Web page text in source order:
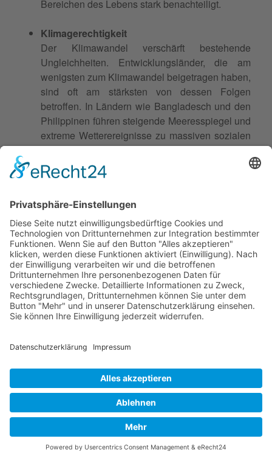
Bereichen des Lebens stark benachteiligt.
Klimagerechtigkeit
Der Klimawandel verschärft bestehende
Ungleichheiten. Entwicklungsländer, die am
wenigsten zum Klimawandel beigetragen haben,
sind oft am stärksten von dessen Folgen
betroffen. In Ländern wie Bangladesch und den
Philippinen führen steigende Meeresspiegel und
extreme Wetterereignisse zu massiven sozialen
und wirtschaftlichen Schäden. Ein Aufruf für
mehr Gerechtigkeit in Deutschland, Europa und
der Welt muss daher auch Klimagerechtigkeit
Diese globalen Perspektiven zeigen, dass
Gerechtigkeit nicht nur eine lokale oder nationale
Herausforderung ist, sondern eine globale.
InternationaleZusammenarbeitund Solidarität sind
entscheidend, um diese Ungleichheiten zu
bekämpfen und eine gerechtere Welt zu schaffen.
Handlungsempfehlungen für
mehr Gerechtigkeit
Hier sind einige Strategien, die auf verschiedenen
Ebenen umgesetzt werden können:
Bildungsgerechtigkeit fördern
Investitionen in Bildung sind entscheidend, um